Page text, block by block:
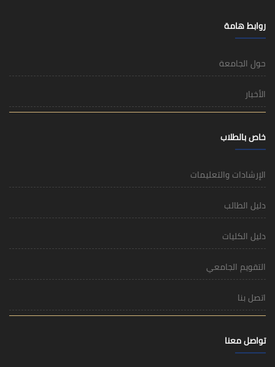
روابط هامة
حول الجامعة
الأخبار
خاص بالطلاب
الإرشادات والتعليمات
دليل الطالب
دليل الكليات
التقويم الجامعي
اتصل بنا
تواصل معنا